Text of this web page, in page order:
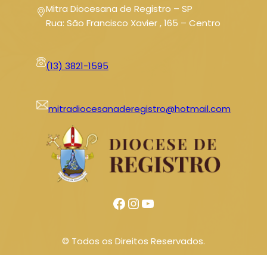
Mitra Diocesana de Registro – SP
Rua: São Francisco Xavier , 165 – Centro
(13) 3821-1595
mitradiocesanaderegistro@hotmail.com
Facebook InstagramYoutube
© Todos os Direitos Reservados.